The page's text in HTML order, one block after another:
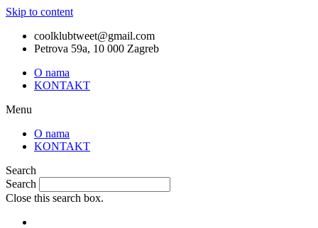
Skip to content
coolklubtweet@gmail.com
Petrova 59a, 10 000 Zagreb
O nama
KONTAKT
Menu
O nama
KONTAKT
Search
Search
Close this search box.